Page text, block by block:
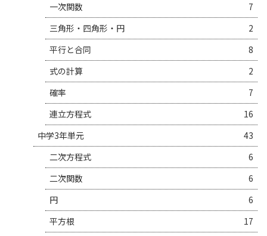
一次関数
7
三角形・四角形・円
2
平行と合同
8
式の計算
2
確率
7
連立方程式
16
中学3年単元
43
二次方程式
6
二次関数
6
円
6
平方根
17